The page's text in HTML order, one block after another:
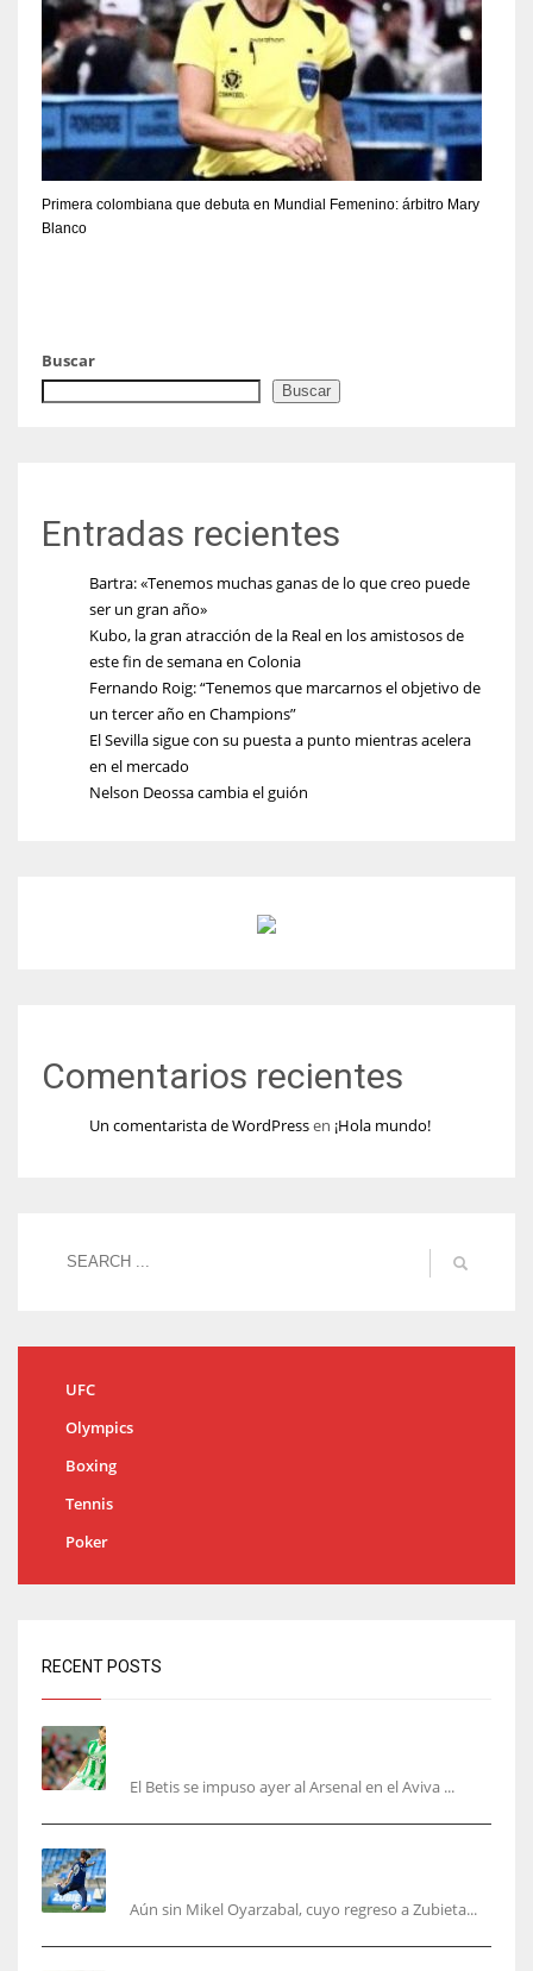
Primera colombiana que debuta en Mundial Femenino: árbitro Mary
Blanco
Buscar
Buscar
Entradas recientes
Bartra: «Tenemos muchas ganas de lo que creo puede
ser un gran año»
Kubo, la gran atracción de la Real en los amistosos de
este fin de semana en Colonia
Fernando Roig: “Tenemos que marcarnos el objetivo de
un tercer año en Champions”
El Sevilla sigue con su puesta a punto mientras acelera
en el mercado
Nelson Deossa cambia el guión
Comentarios recientes
Un comentarista de WordPressen ¡Hola mundo!
UFC
Olympics
Boxing
Tennis
Poker
RECENT POSTS
El Betis se impuso ayer al Arsenal en el Aviva ...
Aún sin Mikel Oyarzabal, cuyo regreso a Zubieta...